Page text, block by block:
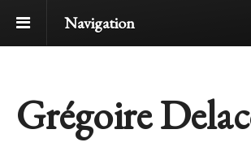
Navigation
Grégoire